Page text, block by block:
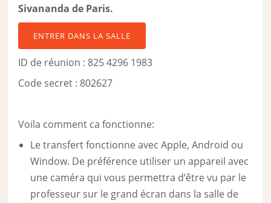
Sivananda de Paris.
ENTRER DANS LA SALLE
ID de réunion : 825 4296 1983
Code secret : 802627
Voila comment ca fonctionne:
Le transfert fonctionne avec Apple, Android ou
Window. De préférence utiliser un appareil avec
une caméra qui vous permettra d’être vu par le
professeur sur le grand écran dans la salle de